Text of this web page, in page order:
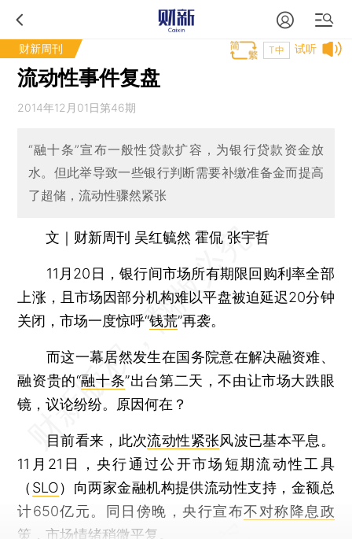
财新周刊 试听
T中
流动性事件复盘
2014年12月01日第46期
“融十条”宣布一般性贷款扩容，为银行贷款资金放
水。但此举导致一些银行判断需要补缴准备金而提高
了超储，流动性骤然紧张
文｜财新周刊 吴红毓然 霍侃 张宇哲
11月20日，银行间市场所有期限回购利率全部
上涨，且市场因部分机构难以平盘被迫延迟20分钟
关闭，市场一度惊呼“钱荒”再袭。
而这一幕居然发生在国务院意在解决融资难、
融资贵的“融十条”出台第二天，不由让市场大跌眼
镜，议论纷纷。原因何在？
目前看来，此次流动性紧张风波已基本平息。
11月21日，央行通过公开市场短期流动性工具
（ SLO）向两家金融机构提供流动性支持，金额总
计650亿元。同日傍晚，央行宣布不对称降息政
策 ，市场情绪稍微平复。